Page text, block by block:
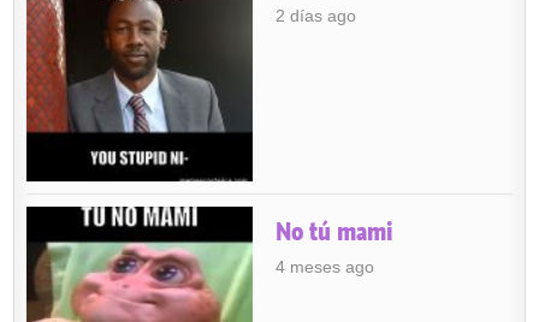
2 días ago
No tú mami
4 meses ago